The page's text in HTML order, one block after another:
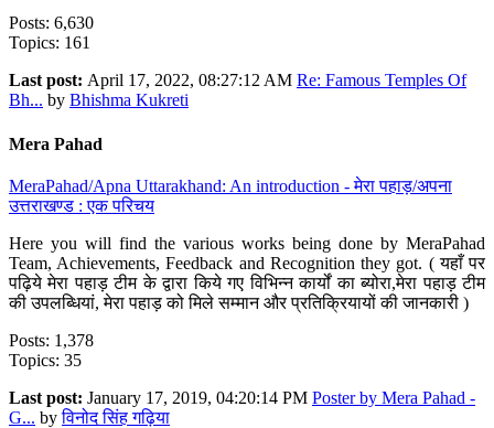
Posts: 6,630
Topics: 161
Last post: April 17, 2022, 08:27:12 AM Re: Famous Temples Of
Bh... by Bhishma Kukreti
Mera Pahad
MeraPahad/Apna Uttarakhand: An introduction - मेरा पहाड़/अपना
उत्तराखण्ड : एक परिचय
Here you will find the various works being done by MeraPahad
Team, Achievements, Feedback and Recognition they got. ( यहाँ पर
पढ़िये मेरा पहाड़ टीम के द्वारा किये गए विभिन्न कार्यों का ब्योरा,मेरा पहाड़ टीम
की उपलब्धियां, मेरा पहाड़ को मिले सम्मान और प्रतिक्रियायों की जानकारी )
Posts: 1,378
Topics: 35
Last post: January 17, 2019, 04:20:14 PM Poster by Mera Pahad -
G... byविनोद सिंह गढ़िया